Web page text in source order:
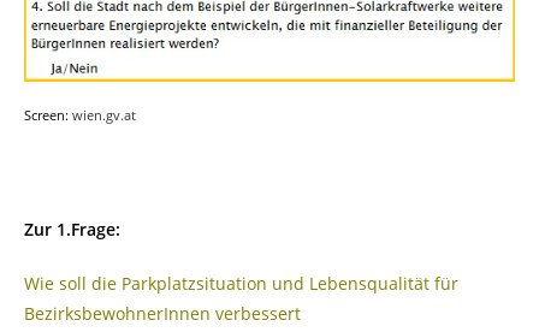
Screen: wien.gv.at
Zur 1.Frage:
Wie soll die Parkplatzsituation und Lebensqualität für
BezirksbewohnerInnen verbessert